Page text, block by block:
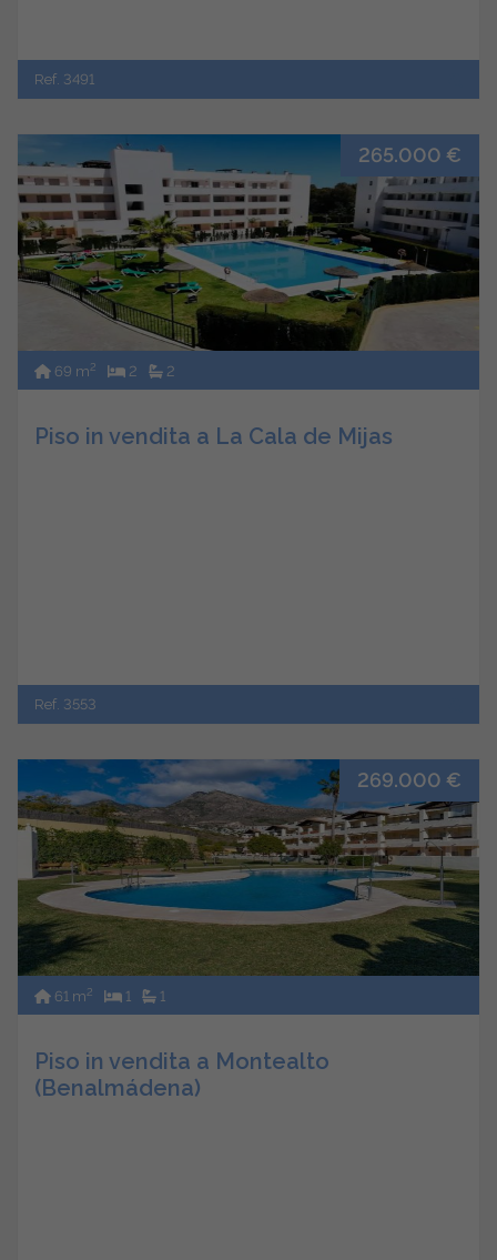
Ref. 3491
265.000 €
69 m2 2 2
Piso in vendita a La Cala de Mijas
Ref. 3553
269.000 €
61 m2 1 1
Piso in vendita a Montealto
(Benalmádena)